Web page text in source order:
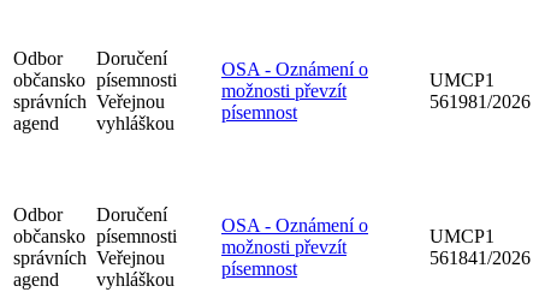
Odbor
občansko
správních
agend
Doručení
písemnosti
Veřejnou
vyhláškou
OSA - Oznámení o
možnosti převzít
písemnost
UMCP1
561981/2026
Odbor
občansko
správních
agend
Doručení
písemnosti
Veřejnou
vyhláškou
OSA - Oznámení o
možnosti převzít
písemnost
UMCP1
561841/2026